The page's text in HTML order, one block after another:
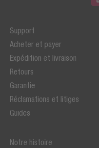
Support
Acheter et payer
Expédition et livraison
Retours
Garantie
Réclamations et litiges
Guides
Notre histoire